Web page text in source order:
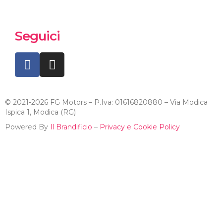
Seguici
© 2021-2026 FG Motors – P.Iva: 01616820880 – Via Modica
Ispica 1, Modica (RG)
Powered By Il Brandificio – Privacy e Cookie Policy